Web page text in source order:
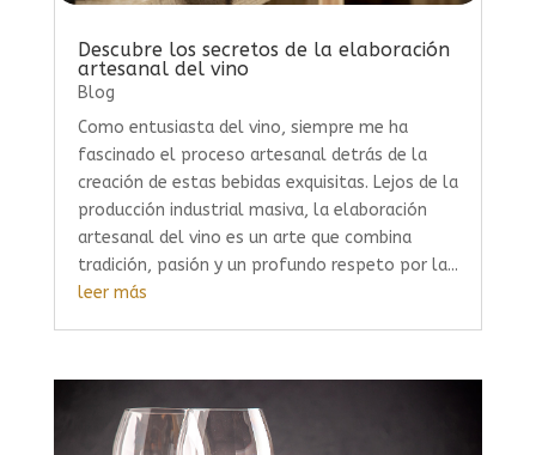
Descubre los secretos de la elaboración
artesanal del vino
Blog
Como entusiasta del vino, siempre me ha
fascinado el proceso artesanal detrás de la
creación de estas bebidas exquisitas. Lejos de la
producción industrial masiva, la elaboración
artesanal del vino es un arte que combina
tradición, pasión y un profundo respeto por la...
leer más